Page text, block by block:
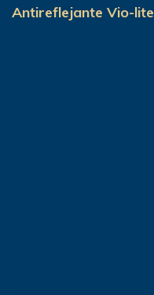
Antireflejante Vio-lite